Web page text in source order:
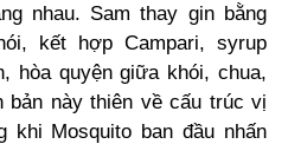
nhau. Sam thay gin bằng
kết hợp Campari, syrup
hòa quyện giữa khói, chua,
bản này thiên về cấu trúc vị
khi Mosquito ban đầu nhấn